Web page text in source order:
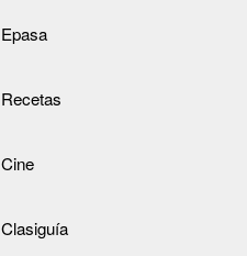
Epasa
Recetas
Cine
Clasiguía